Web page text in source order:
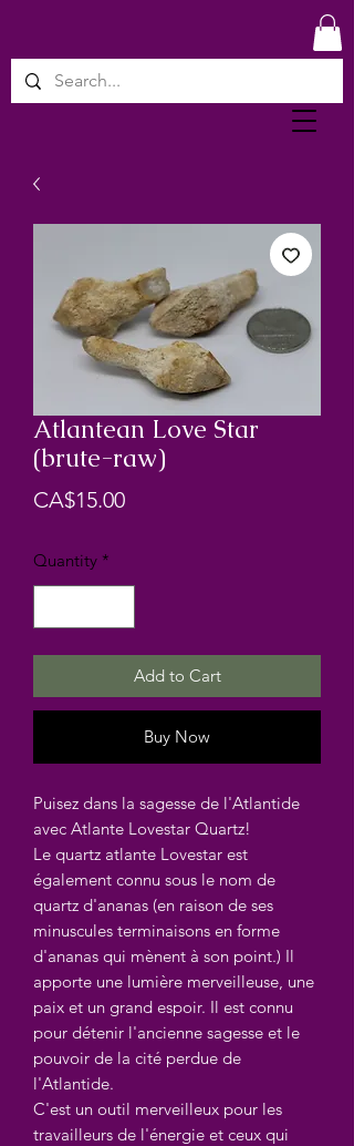
Atlantean Love Star
(brute-raw)
CA$15.00Price
Quantity *
Add to Cart
Buy Now
Puisez dans la sagesse de l'Atlantide
avec Atlante Lovestar Quartz!
Le quartz atlante Lovestar est
également connu sous le nom de
quartz d'ananas (en raison de ses
minuscules terminaisons en forme
d'ananas qui mènent à son point.) Il
apporte une lumière merveilleuse, une
paix et un grand espoir. Il est connu
pour détenir l'ancienne sagesse et le
pouvoir de la cité perdue de
l'Atlantide.
C'est un outil merveilleux pour les
travailleurs de l'énergie et ceux qui